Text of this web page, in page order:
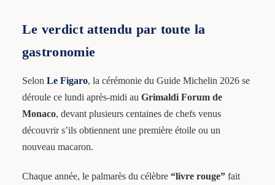
Le verdict attendu par toute la
gastronomie
Selon Le Figaro, la cérémonie du Guide Michelin 2026 se
déroule ce lundi après-midi au Grimaldi Forum de
Monaco, devant plusieurs centaines de chefs venus
découvrir s’ils obtiennent une première étoile ou un
nouveau macaron.
Chaque année, le palmarès du célèbre “livre rouge”fait